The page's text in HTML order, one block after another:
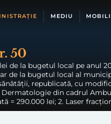
MEDIU
50
de la bugetul local pe anul
de la bugetul local al
republicată, cu
din cadrul
= 290.000 lei; 2. Laser